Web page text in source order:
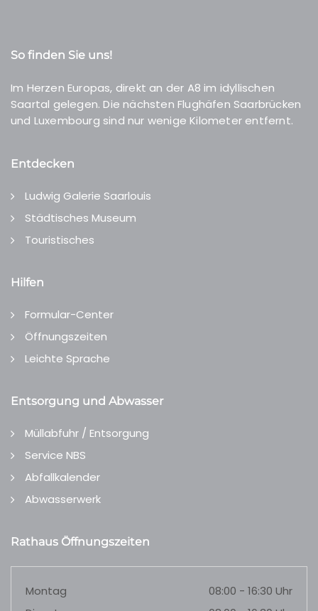
So finden Sie uns!
Im Herzen Europas, direkt an der A8 im idyllischen
Saartal gelegen. Die nächsten Flughäfen Saarbrücken
und Luxembourg sind nur wenige Kilometer entfernt.
Entdecken
Ludwig Galerie Saarlouis
Städtisches Museum
Touristisches
Hilfen
Formular-Center
Öffnungszeiten
Leichte Sprache
Entsorgung und Abwasser
Müllabfuhr / Entsorgung
Service NBS
Abfallkalender
Abwasserwerk
Rathaus Öffnungszeiten
Montag
08:00 - 16:30 Uhr